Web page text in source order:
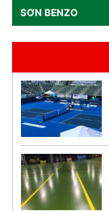
SƠN BENZO